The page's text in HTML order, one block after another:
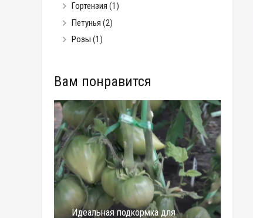
Гортензия (1)
Петунья (2)
Розы (1)
Вам понравится
Идеальная подкормка для